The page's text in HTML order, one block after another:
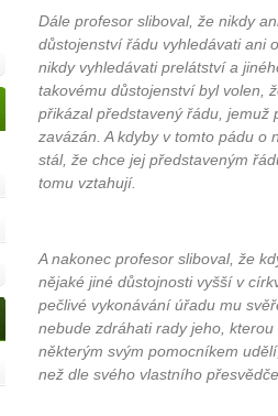
Dále profesor sliboval, že nikdy
důstojenství řádu vyhledávati ani
nikdy vyhledávati prelátství a
takovému důstojenství byl volen,
přikázal představený řádu, jemuž
zavázán. A kdyby v tomto pádu o
stál, že chce jej představeným
tomu vztahují.
A nakonec profesor sliboval, že
nějaké jiné důstojnosti vyšší v
pečlivé vykonávání úřadu mu
nebude zdráhati rady jeho,
některým svým pomocníkem
než dle svého vlastního